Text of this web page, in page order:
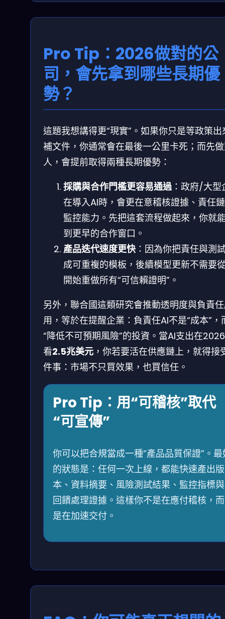
Pro Tip：2026做對的公
司，會先拿到哪些長期優
勢？
這題我想講得更“現實”。如果你只是等政策出
補文件，你通常會在最後一公里卡死；而先
人，會提前取得兩種長期優勢：
採購與合作門檻更容易通過：政府/大型
在導入AI時，會更在意稽核證據、責任
監控能力。先把這套流程做起來，你就
到更早的合作窗口。
產品迭代速度更快：因為你把責任與測
成可重複的模板，後續模型更新不需要
開始重做所有“可信賴證明”。
另外，聯合國這類研究會推動透明度與負責
用，等於在提醒企業：負責任AI不是“成本”，
“降低不可預期風險”的投資。當AI支出在
看2.5兆美元 ，你若要活在供應鏈上，就得接
件事：市場不只買效果，也買信任。
Pro Tip：用“可稽核”取代
“可宣傳”
你可以把合規當成一種“產品品質保證”。最
的狀態是：任何一次上線，都能快速產出版
本、資料摘要、風險測試結果、監控指標與
回饋處理證據。這樣你不是在應付稽核，而
是在加速交付。